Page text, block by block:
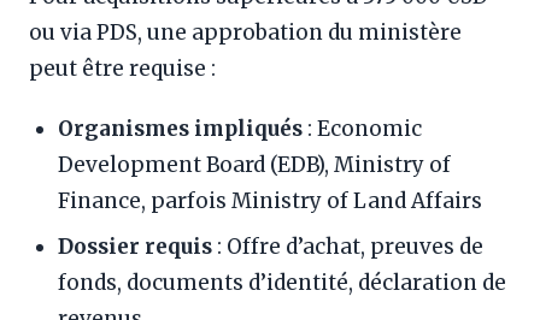
ou via PDS, une approbation du ministère
peut être requise :
Organismes impliqués : Economic
Development Board (EDB), Ministry of
Finance, parfois Ministry of Land Affairs
Dossier requis : Offre d’achat, preuves de
fonds, documents d’identité, déclaration de